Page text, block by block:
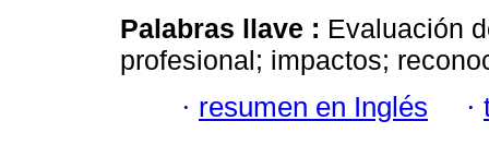
Palabras llave : Evaluación
profesional; impactos;
· resumen en Inglés ·